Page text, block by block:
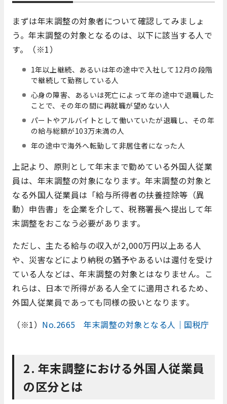
まずは年末調整の対象者について確認してみましょ
う。年末調整の対象となるのは、以下に該当する人で
す。（※1）
1年以上継続、あるいは年の途中で入社して12月の段階
で継続して勤務している人
心身の障害、あるいは死亡によって年の途中で退職した
ことで、その年の間に再就職が望めない人
パートやアルバイトとして働いていたが退職し、その年
の給与総額が103万未満の人
年の途中で海外へ転勤して非居住者になった人
上記より、原則として年末まで勤めている外国人従業
員は、年末調整の対象になります。年末調整の対象と
なる外国人従業員は「給与所得者の扶養控除等（異
動）申告書」を企業を介して、税務署長へ提出して年
末調整をおこなう必要があります。
ただし、主たる給与の収入が2,000万円以上ある人
や、災害などにより納税の猶予やあるいは還付を受け
ている人などは、年末調整の対象とはなりません。こ
れらは、日本で所得がある人全てに適用されるため、
外国人従業員であっても同様の扱いとなります。
（※1） No.2665 年末調整の対象となる人｜国税庁
2. 年末調整における外国人従業員
の区分とは